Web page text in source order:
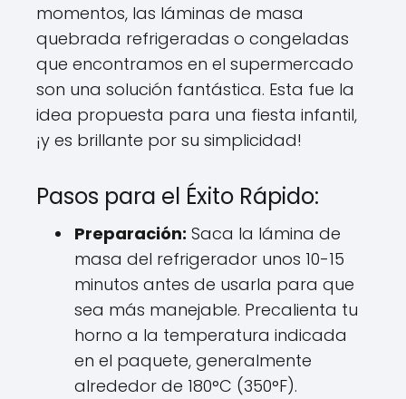
momentos, las láminas de masa
quebrada refrigeradas o congeladas
que encontramos en el supermercado
son una solución fantástica. Esta fue la
idea propuesta para una fiesta infantil,
¡y es brillante por su simplicidad!
Pasos para el Éxito Rápido:
Preparación: Saca la lámina de
masa del refrigerador unos 10-15
minutos antes de usarla para que
sea más manejable. Precalienta tu
horno a la temperatura indicada
en el paquete, generalmente
alrededor de 180°C (350°F).